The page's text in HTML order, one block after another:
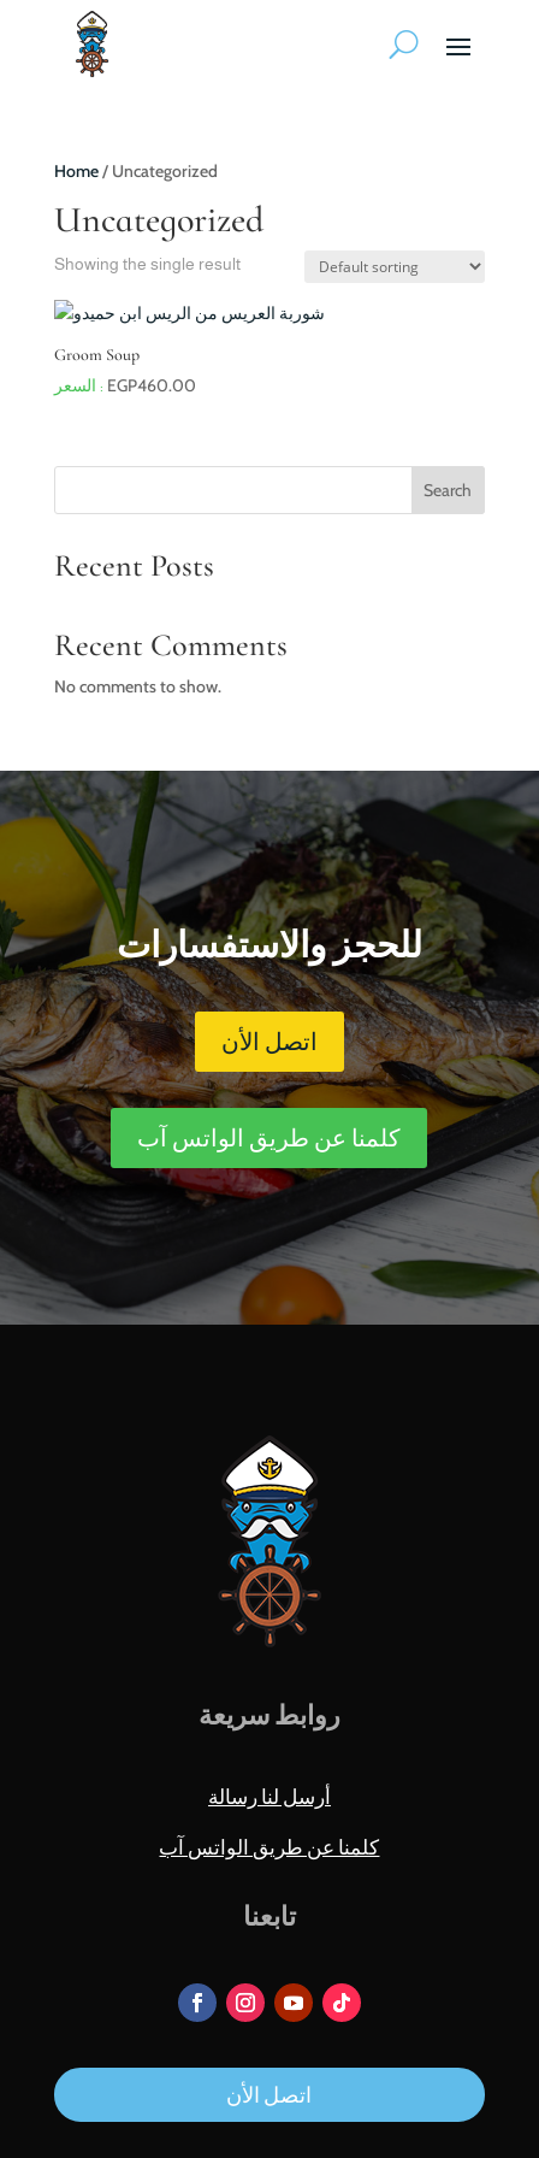
Home/ Uncategorized
Uncategorized
Showing the single result
Groom Soup
EGP460.00
Search
Recent Posts
Recent Comments
No comments to show.
للحجز والاستفسارات
اتصل الأن
كلمنا عن طريق الواتس آب
روابط سريعة
أرسل لنا رسالة
كلمنا عن طريق الواتس آب
تابعنا
اتصل الأن